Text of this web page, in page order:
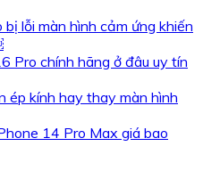
lỗi màn hình cảm ứng khiến
Pro chính hãng ở đâu uy tín
ép kính hay thay màn hình
14 Pro Max giá bao